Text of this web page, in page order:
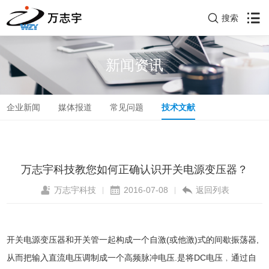
搜索
新闻资讯
企业新闻 媒体报道 常见问题 技术文献
万志宇科技教您如何正确认识开关电源变压器？
万志宇科技 | 2016-07-08 | 返回列表
开关电源变压器和开关管一起构成一个自激(或他激)式的间歇振荡器,
从而把输入直流电压调制成一个高频脉冲电压.是将DC电压﹐通过自